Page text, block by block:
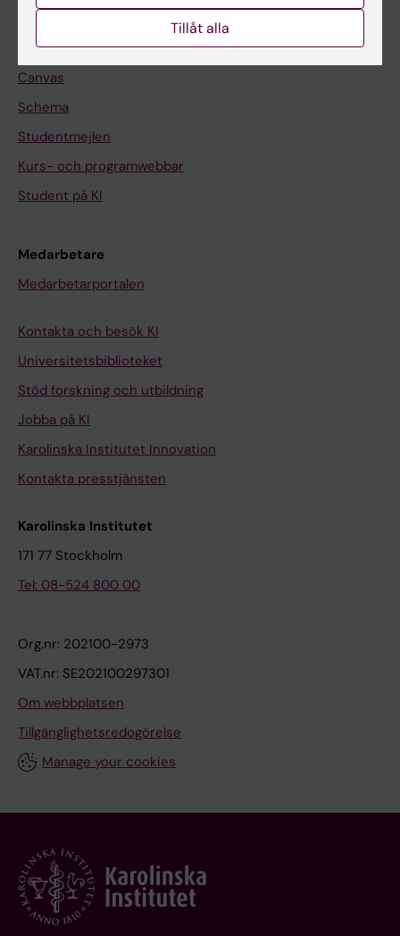
Student
Ladok
Canvas
Schema
Studentmejlen
Kurs- och programwebbar
Student på KI
Medarbetare
Medarbetarportalen
Kontakta och besök KI
Universitetsbiblioteket
Stöd forskning och utbildning
Jobba på KI
Karolinska Institutet Innovation
Kontakta presstjänsten
Karolinska Institutet
171 77 Stockholm
Tel: 08-524 800 00
Org.nr: 202100-2973
VAT.nr: SE202100297301
Om webbplatsen
Tillgänglighetsredogörelse
Manage your cookies
Tillåt alla